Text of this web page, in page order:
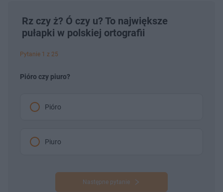
Rz czy ż? Ó czy u? To największe
pułapki w polskiej ortografii
Pytanie 1 z 25
Pióro czy piuro?
Pióro
Piuro
Następne pytanie